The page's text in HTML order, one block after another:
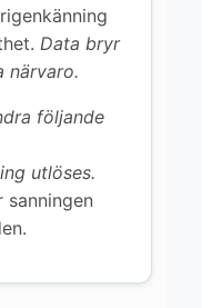
Data bryr
närvaro.
följande
utlöses.
sanningen